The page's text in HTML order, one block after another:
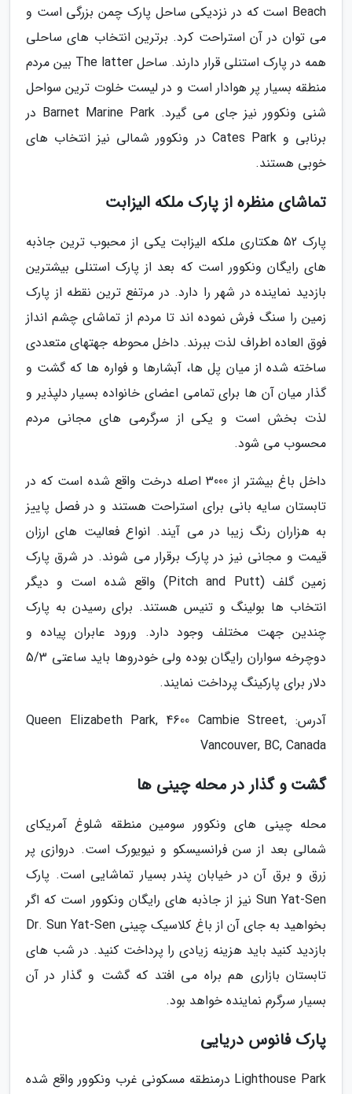
Beach است که در نزدیکی ساحل پارک چمن بزرگی است و
می توان در آن استراحت کرد. برترین انتخاب های ساحلی
همه در پارک استنلی قرار دارند. ساحل The latter بین مردم
منطقه بسیار پر هوادار است و در لیست خلوت ترین سواحل
شنی ونکوور نیز جای می گیرد. Barnet Marine Park در
برنابی و Cates Park در ونکوور شمالی نیز انتخاب های
خوبی هستند.
تماشای منظره از پارک ملکه الیزابت
پارک 52 هکتاری ملکه الیزابت یکی از محبوب ترین جاذبه
های رایگان ونکوور است که بعد از پارک استنلی بیشترین
بازدید نماینده در شهر را دارد. در مرتفع ترین نقطه از پارک
زمین را سنگ فرش نموده اند تا مردم از تماشای چشم انداز
فوق العاده اطراف لذت ببرند. داخل محوطه جهتهای متعددی
ساخته شده از میان پل ها، آبشارها و فواره ها که گشت و
گذار میان آن ها برای تمامی اعضای خانواده بسیار دلپذیر و
لذت بخش است و یکی از سرگرمی های مجانی مردم
محسوب می شود.
داخل باغ بیشتر از 3000 اصله درخت واقع شده است که در
تابستان سایه بانی برای استراحت هستند و در فصل پاییز
به هزاران رنگ زیبا در می آیند. انواع فعالیت های ارزان
قیمت و مجانی نیز در پارک برقرار می شوند. در شرق پارک
زمین گلف (Pitch and Putt) واقع شده است و دیگر
انتخاب ها بولینگ و تنیس هستند. برای رسیدن به پارک
چندین جهت مختلف وجود دارد. ورود عابران پیاده و
دوچرخه سواران رایگان بوده ولی خودروها باید ساعتی 5/3
دلار برای پارکینگ پرداخت نمایند.
آدرس: Queen Elizabeth Park, 4600 Cambie Street,
Vancouver, BC, Canada
گشت و گذار در محله چینی ها
محله چینی های ونکوور سومین منطقه شلوغ آمریکای
شمالی بعد از سن فرانسیسکو و نیویورک است. دروازی پر
زرق و برق آن در خیابان پندر بسیار تماشایی است. پارک
Sun Yat-Sen نیز از جاذبه های رایگان ونکوور است که اگر
بخواهید به جای آن از باغ کلاسیک چینی Dr. Sun Yat-Sen
بازدید کنید باید هزینه زیادی را پرداخت کنید. در شب های
تابستان بازاری هم براه می افتد که گشت و گذار در آن
بسیار سرگرم نماینده خواهد بود.
پارک فانوس دریایی
Lighthouse Park درمنطقه مسکونی غرب ونکوور واقع شده